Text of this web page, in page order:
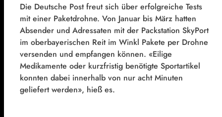
Die Deutsche Post freut sich über erfolgreiche Tests
mit einer Paketdrohne. Von Januar bis März hatten
Absender und Adressaten mit der Packstation SkyPort
im oberbayerischen Reit im Winkl Pakete per Drohne
versenden und empfangen können. «Eilige
Medikamente oder kurzfristig benötigte Sportartikel
konnten dabei innerhalb von nur acht Minuten
geliefert werden», hieß es.